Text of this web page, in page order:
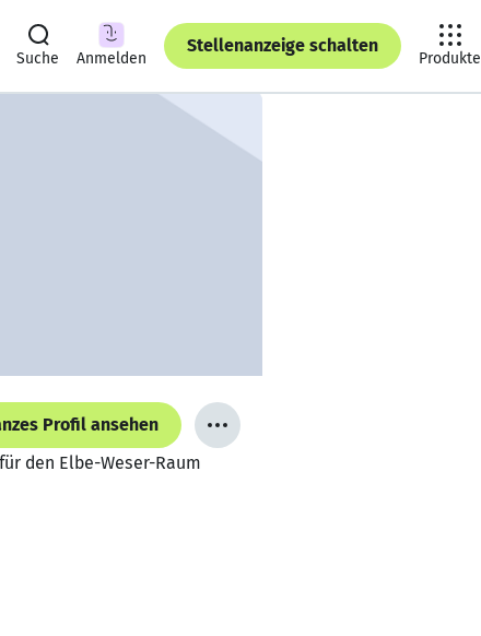
Suche Anmelden
Stellenanzeige schalten
Produkte
Profil ansehen
den Elbe-Weser-Raum